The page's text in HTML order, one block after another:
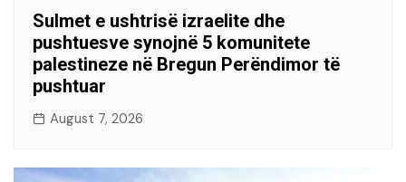
Sulmet e ushtrisë izraelite dhe
pushtuesve synojnë 5 komunitete
palestineze në Bregun Perëndimor të
pushtuar
August 7, 2026